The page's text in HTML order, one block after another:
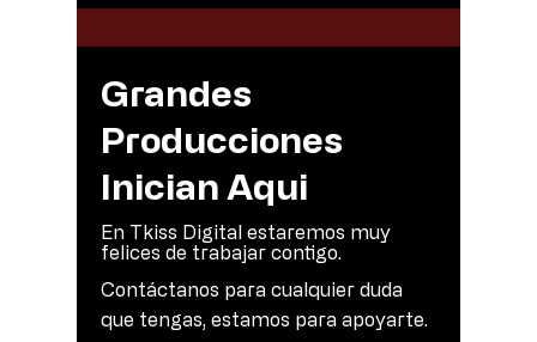
Grandes
Producciones
Inician Aqui
En Tkiss Digital estaremos muy
felices de trabajar contigo.
Contáctanos para cualquier duda
que tengas, estamos para apoyarte.